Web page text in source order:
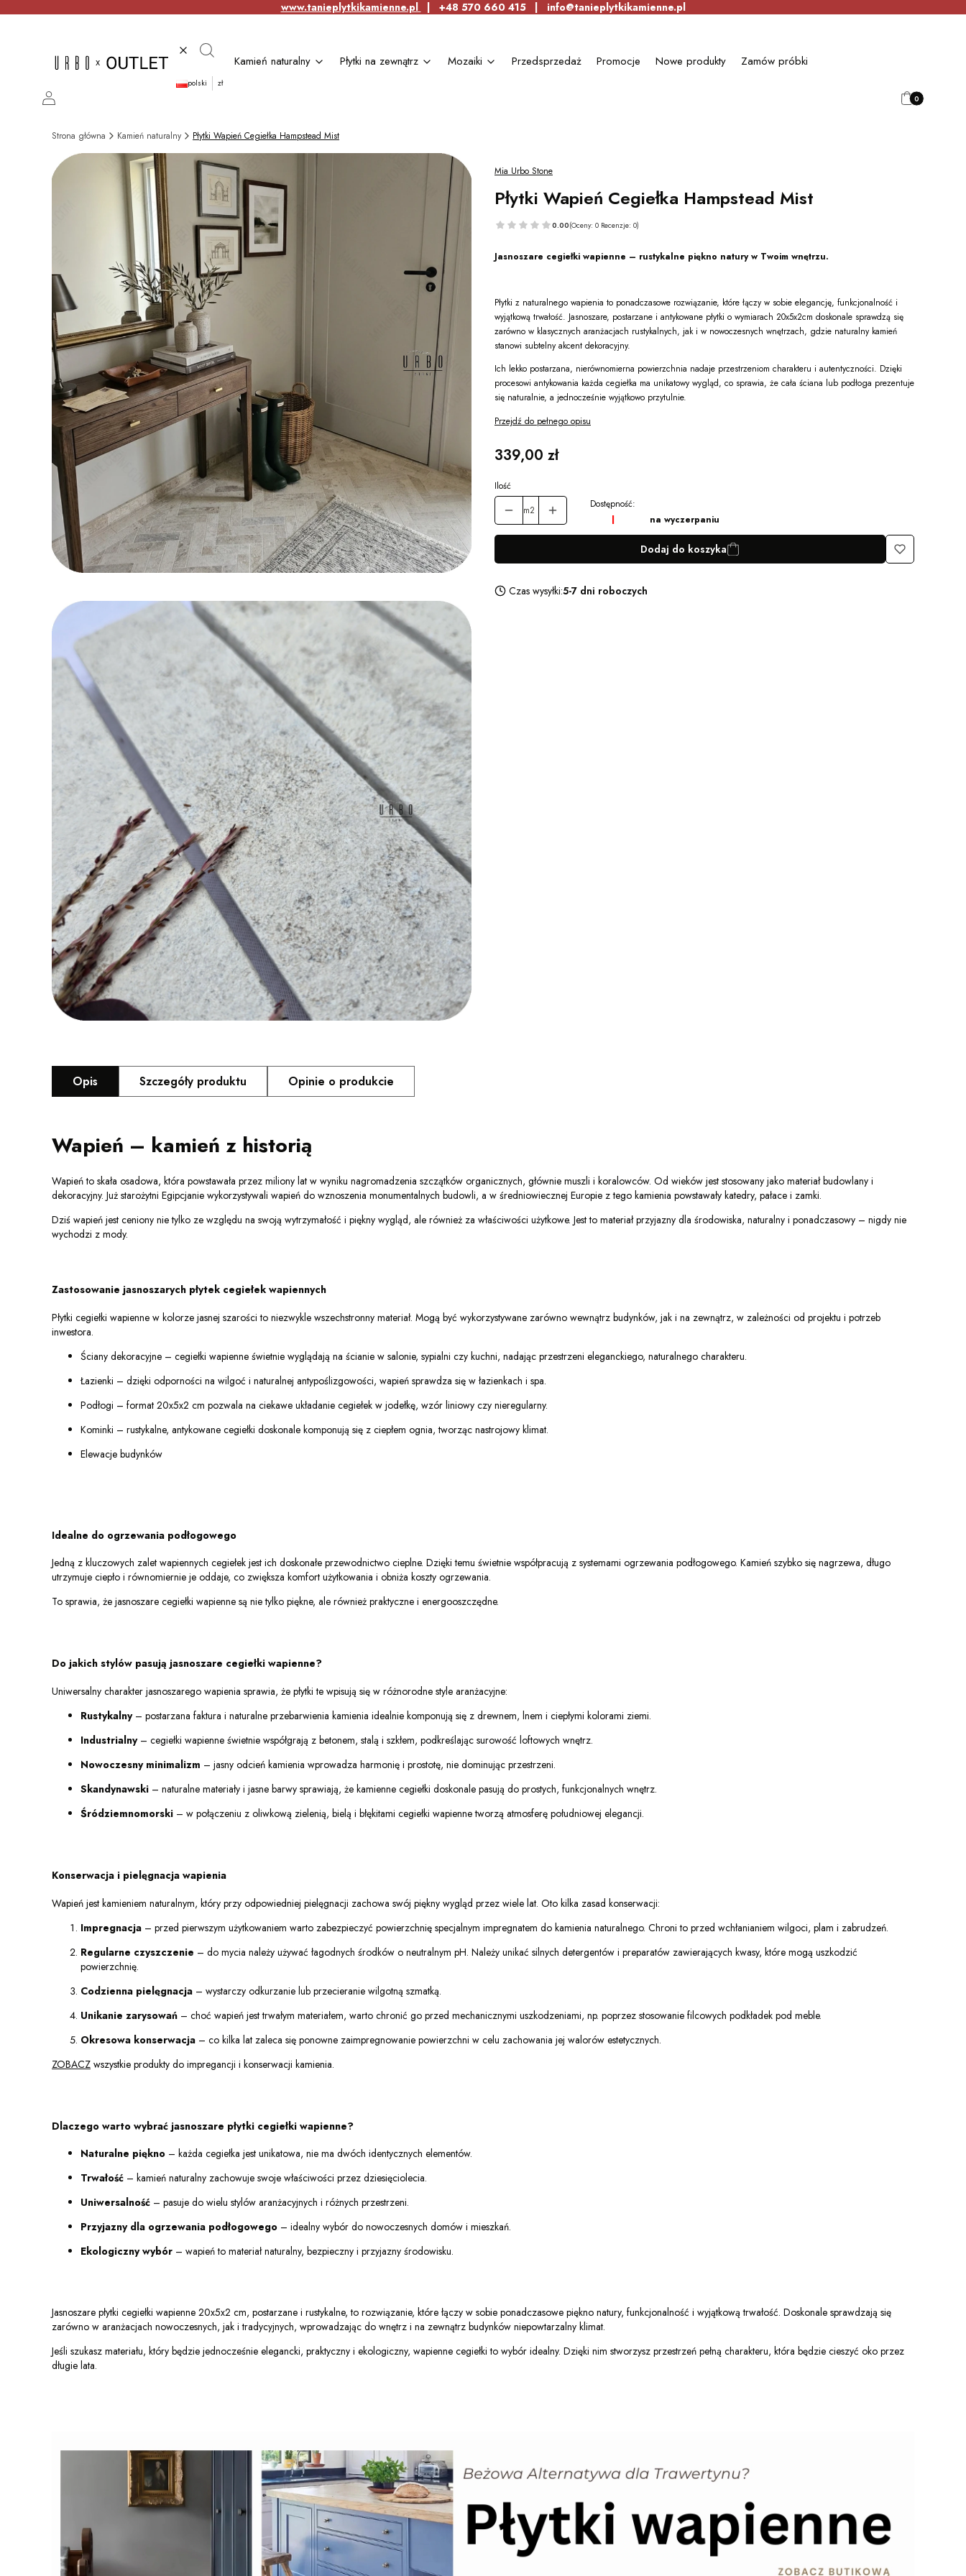
www.tanieplytkikamienne.pl | +48 570 660 415 | info@tanieplytkikamienne.pl
WyczyśćSzukaj
polski zł
Kamień naturalny Płytki na zewnątrz Mozaiki Przedsprzedaż Promocje Nowe produkty Zamów próbki
Zaloguj się Produkty w
Koszyk
Strona główna Kamień naturalny Płytki Wapień Cegiełka Hampstead Mist
Mia Urbo Stone
Płytki Wapień Cegiełka Hampstead Mist
0.00(Oceny: 0 Recenzje: 0)
Jasnoszare cegiełki wapienne – rustykalne piękno natury w Twoim wnętrzu.
Płytki z naturalnego wapienia to ponadczasowe rozwiązanie, które łączy w sobie elegancję, funkcjonalność i
wyjątkową trwałość. Jasnoszare, postarzane i antykowane płytki o wymiarach 20x5x2cm doskonale sprawdzą się
zarówno w klasycznych aranżacjach rustykalnych, jak i w nowoczesnych wnętrzach, gdzie naturalny kamień
stanowi subtelny akcent dekoracyjny.
Ich lekko postarzana, nierównomierna powierzchnia nadaje przestrzeniom charakteru i autentyczności. Dzięki
procesowi antykowania każda cegiełka ma unikatowy wygląd, co sprawia, że cała ściana lub podłoga prezentuje
się naturalnie, a jednocześnie wyjątkowo przytulnie.
Przejdź do pełnego opisu
Cena
339,00 zł
Ilość
m2
Dostępność:
na wyczerpaniu
Dodaj do koszyka
Czas wysyłki:5-7 dni roboczych
Opis Szczegóły produktu Opinie o produkcie
Wapień – kamień z historią
Wapień to skała osadowa, która powstawała przez miliony lat w wyniku nagromadzenia szczątków organicznych, głównie muszli i koralowców. Od wieków jest stosowany jako materiał budowlany i
dekoracyjny. Już starożytni Egipcjanie wykorzystywali wapień do wznoszenia monumentalnych budowli, a w średniowiecznej Europie z tego kamienia powstawały katedry, pałace i zamki.
Dziś wapień jest ceniony nie tylko ze względu na swoją wytrzymałość i piękny wygląd, ale również za właściwości użytkowe. Jest to materiał przyjazny dla środowiska, naturalny i ponadczasowy – nigdy nie
wychodzi z mody.
Zastosowanie jasnoszarych płytek cegiełek wapiennych
Płytki cegiełki wapienne w kolorze jasnej szarości to niezwykle wszechstronny materiał. Mogą być wykorzystywane zarówno wewnątrz budynków, jak i na zewnątrz, w zależności od projektu i potrzeb
inwestora.
Ściany dekoracyjne – cegiełki wapienne świetnie wyglądają na ścianie w salonie, sypialni czy kuchni, nadając przestrzeni eleganckiego, naturalnego charakteru.
Łazienki – dzięki odporności na wilgoć i naturalnej antypoślizgowości, wapień sprawdza się w łazienkach i spa.
Podłogi – format 20x5x2 cm pozwala na ciekawe układanie cegiełek w jodełkę, wzór liniowy czy nieregularny.
Kominki – rustykalne, antykowane cegiełki doskonale komponują się z ciepłem ognia, tworząc nastrojowy klimat.
Elewacje budynków
Idealne do ogrzewania podłogowego
Jedną z kluczowych zalet wapiennych cegiełek jest ich doskonałe przewodnictwo cieplne. Dzięki temu świetnie współpracują z systemami ogrzewania podłogowego. Kamień szybko się nagrzewa, długo
utrzymuje ciepło i równomiernie je oddaje, co zwiększa komfort użytkowania i obniża koszty ogrzewania.
To sprawia, że jasnoszare cegiełki wapienne są nie tylko piękne, ale również praktyczne i energooszczędne.
Do jakich stylów pasują jasnoszare cegiełki wapienne?
Uniwersalny charakter jasnoszarego wapienia sprawia, że płytki te wpisują się w różnorodne style aranżacyjne:
Rustykalny– postarzana faktura i naturalne przebarwienia kamienia idealnie komponują się z drewnem, lnem i ciepłymi kolorami ziemi.
Industrialny– cegiełki wapienne świetnie współgrają z betonem, stalą i szkłem, podkreślając surowość loftowych wnętrz.
Nowoczesny minimalizm – jasny odcień kamienia wprowadza harmonię i prostotę, nie dominując przestrzeni.
Skandynawski – naturalne materiały i jasne barwy sprawiają, że kamienne cegiełki doskonale pasują do prostych, funkcjonalnych wnętrz.
Śródziemnomorski – w połączeniu z oliwkową zielenią, bielą i błękitami cegiełki wapienne tworzą atmosferę południowej elegancji.
Konserwacja i pielęgnacja wapienia
Wapień jest kamieniem naturalnym, który przy odpowiedniej pielęgnacji zachowa swój piękny wygląd przez wiele lat. Oto kilka zasad konserwacji:
Impregnacja – przed pierwszym użytkowaniem warto zabezpieczyć powierzchnię specjalnym impregnatem do kamienia naturalnego. Chroni to przed wchłanianiem wilgoci, plam i zabrudzeń.
Regularne czyszczenie – do mycia należy używać łagodnych środków o neutralnym pH. Należy unikać silnych detergentów i preparatów zawierających kwasy, które mogą uszkodzić
powierzchnię.
Codzienna pielęgnacja – wystarczy odkurzanie lub przecieranie wilgotną szmatką.
Unikanie zarysowań – choć wapień jest trwałym materiałem, warto chronić go przed mechanicznymi uszkodzeniami, np. poprzez stosowanie filcowych podkładek pod meble.
Okresowa konserwacja – co kilka lat zaleca się ponowne zaimpregnowanie powierzchni w celu zachowania jej walorów estetycznych.
ZOBACZ wszystkie produkty do impregancji i konserwacji kamienia.
Dlaczego warto wybrać jasnoszare płytki cegiełki wapienne?
Naturalne piękno – każda cegiełka jest unikatowa, nie ma dwóch identycznych elementów.
Trwałość – kamień naturalny zachowuje swoje właściwości przez dziesięciolecia.
Uniwersalność – pasuje do wielu stylów aranżacyjnych i różnych przestrzeni.
Przyjazny dla ogrzewania podłogowego – idealny wybór do nowoczesnych domów i mieszkań.
Ekologiczny wybór – wapień to materiał naturalny, bezpieczny i przyjazny środowisku.
Jasnoszare płytki cegiełki wapienne 20x5x2 cm, postarzane i rustykalne, to rozwiązanie, które łączy w sobie ponadczasowe piękno natury, funkcjonalność i wyjątkową trwałość. Doskonale sprawdzają się
zarówno w aranżacjach nowoczesnych, jak i tradycyjnych, wprowadzając do wnętrz i na zewnątrz budynków niepowtarzalny klimat.
Jeśli szukasz materiału, który będzie jednocześnie elegancki, praktyczny i ekologiczny, wapienne cegiełki to wybór idealny. Dzięki nim stworzysz przestrzeń pełną charakteru, która będzie cieszyć oko przez
długie lata.